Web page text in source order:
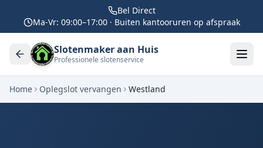
Bel Direct
Ma-Vr: 09:00–17:00 · Buiten kantooruren op afspraak
Slotenmaker aan Huis
Professionele slotenservice
Home Oplegslot vervangen Westland